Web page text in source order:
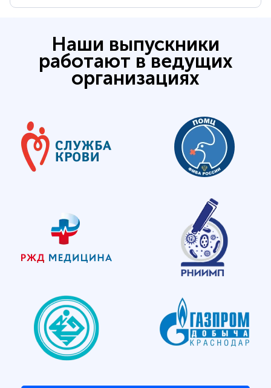
Наши выпускники
работают в ведущих
организациях